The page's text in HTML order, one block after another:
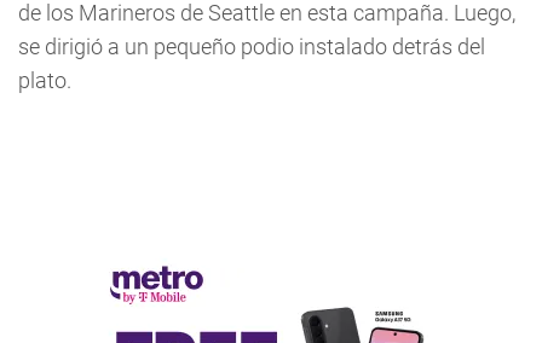
de los Marineros de Seattle en esta campaña. Luego,
se dirigió a un pequeño podio instalado detrás del
plato.